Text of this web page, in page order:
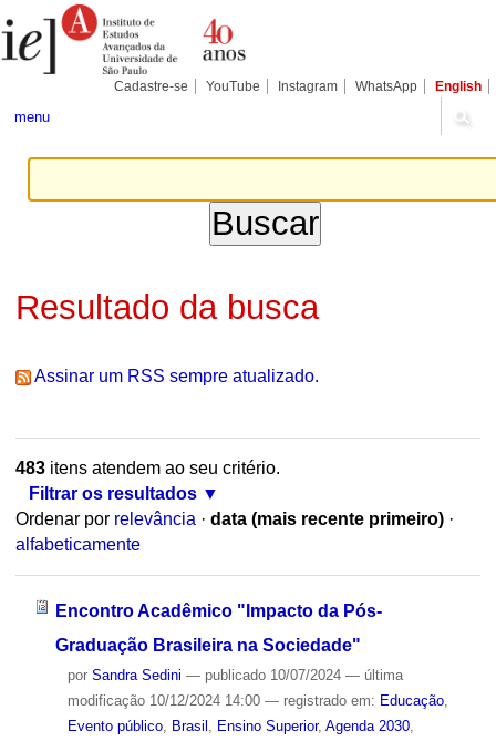
para
conteúdo.
Pessoais
Cadastre-se YouTube Instagram WhatsApp English
menu
Resultado da busca
Assinar um RSS sempre atualizado.
483itens atendem ao seu critério.
Filtrar os resultados
Ordenar por relevância · data (mais recente primeiro) ·
alfabeticamente
Encontro Acadêmico "Impacto da Pós-
Graduação Brasileira na Sociedade"
por Sandra Sedini — publicado10/07/2024 — última
modificação10/12/2024 14:00 — registrado em: Educação,
Evento público, Brasil Ensino Superior, Agenda 2030,